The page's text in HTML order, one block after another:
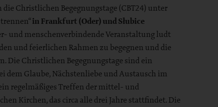
die Christlichen Begegnungstage (CBT24) unter
in Frankfurt (Oder) und Słubice
und menschenverbindende Veranstaltung ludt
und feierlichen Rahmen zu begegnen und die
Die Christlichen Begegnungstage sind ein
dem Glaube, Nächstenliebe und Austausch im
regelmäßiges Treffen der mittel- und
Kirchen, das circa alle drei Jahre stattfindet. Die